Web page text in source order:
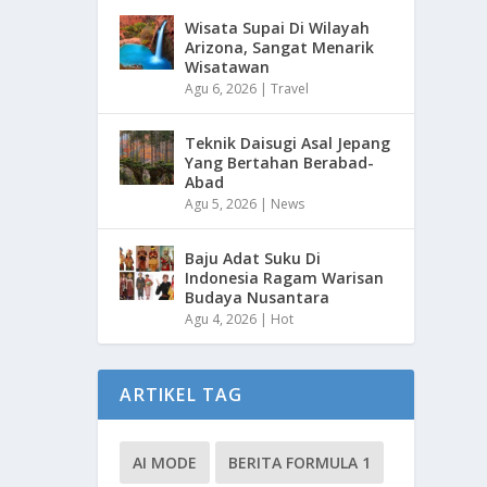
Wisata Supai Di Wilayah
Arizona, Sangat Menarik
Wisatawan
Agu 6, 2026 |Travel
Teknik Daisugi Asal Jepang
Yang Bertahan Berabad-
Abad
Agu 5, 2026 | News
Baju Adat Suku Di
Indonesia Ragam Warisan
Budaya Nusantara
Agu 4, 2026 | Hot
ARTIKEL TAG
AI MODE BERITA FORMULA 1